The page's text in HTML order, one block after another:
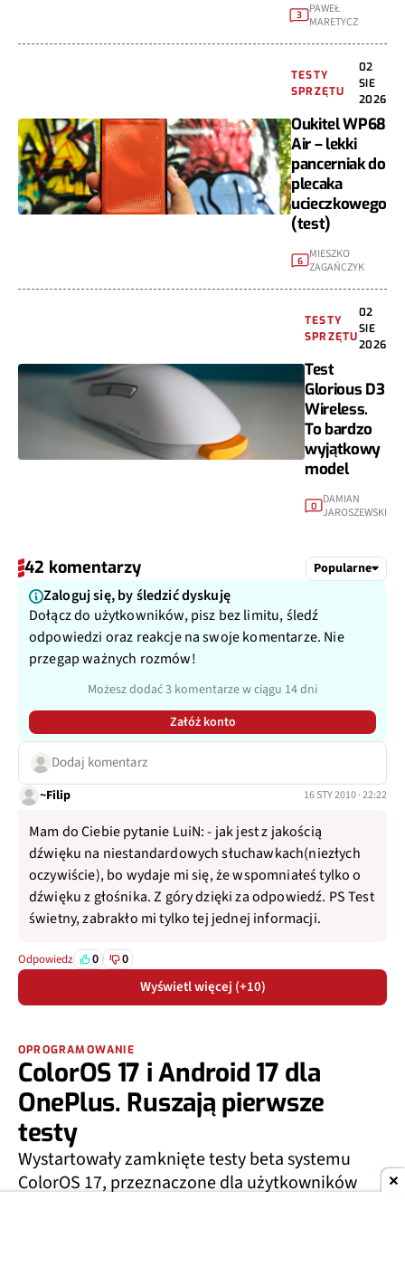
3 PAWEŁ
MARETYCZ
TESTY
SPRZĘTU
02
SIE
2026
Oukitel WP68
Air – lekki
pancerniak do
plecaka
ucieczkowego
(test)
6
MIESZKO
ZAGAŃCZYK
TESTY
SPRZĘTU
02
SIE
2026
Test
Glorious D3
Wireless.
To bardzo
wyjątkowy
model
0
DAMIAN
JAROSZEWSKI
42 komentarzy Popularne
Zaloguj się, by śledzić dyskuję
Dołącz do użytkowników, pisz bez limitu, śledź
odpowiedzi oraz reakcje na swoje komentarze. Nie
przegap ważnych rozmów!
Możesz dodać 3 komentarze w ciągu 14 dni
Załóż konto
Dodaj komentarz
~Filip 16 STY 2010 · 22:22
Mam do Ciebie pytanie LuiN: - jak jest z jakością
dźwięku na niestandardowych słuchawkach(niezłych
oczywiście), bo wydaje mi się, że wspomniałeś tylko o
dźwięku z głośnika. Z góry dzięki za odpowiedź. PS Test
świetny, zabrakło mi tylko tej jednej informacji.
Odpowiedz 0 0
Wyświetl więcej (+10)
OPROGRAMOWANIE
ColorOS 17 i Android 17 dla
OnePlus. Ruszają pierwsze
testy
Wystartowały zamknięte testy beta systemu
ColorOS 17, przeznaczone dla użytkowników